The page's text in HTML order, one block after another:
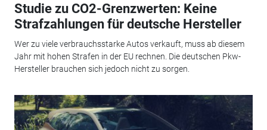
Studie zu CO2-Grenzwerten: Keine
Strafzahlungen für deutsche Hersteller
Wer zu viele verbrauchsstarke Autos verkauft, muss ab diesem
Jahr mit hohen Strafen in der EU rechnen. Die deutschen Pkw-
Hersteller brauchen sich jedoch nicht zu sorgen.